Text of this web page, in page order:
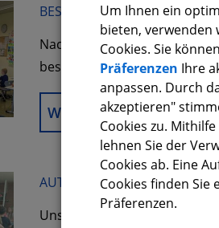
BESUCH DER ZAHNÄRZTIN
Nachdem im Heimat- und
besuchte die Zahnärztin
Weiterlesen
AUTORENLESUNG MIT
Unsere Schule durfte in
Um Ihnen ein
bieten, verwenden
Cookies. Sie
Präferenzen Ihre
anpassen. Durch
akzeptieren"
Cookies zu.
lehnen Sie der
Cookies ab. Eine
Cookies finden Sie
Präferenzen.